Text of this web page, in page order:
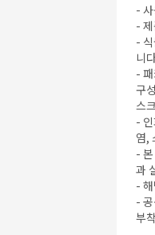
-
-
-
니
-
구
스
-
염,
-
과
-
-
부